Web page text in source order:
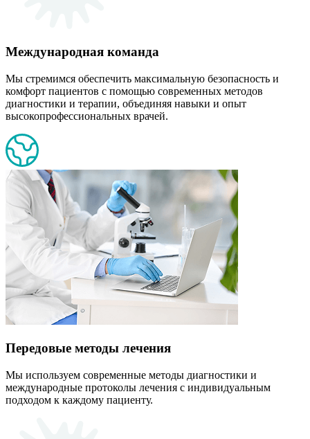
Международная команда
Мы стремимся обеспечить максимальную безопасность и
комфорт пациентов с помощью современных методов
диагностики и терапии, объединяя навыки и опыт
высокопрофессиональных врачей.
Передовые методы лечения
Мы используем современные методы диагностики и
международные протоколы лечения с индивидуальным
подходом к каждому пациенту.